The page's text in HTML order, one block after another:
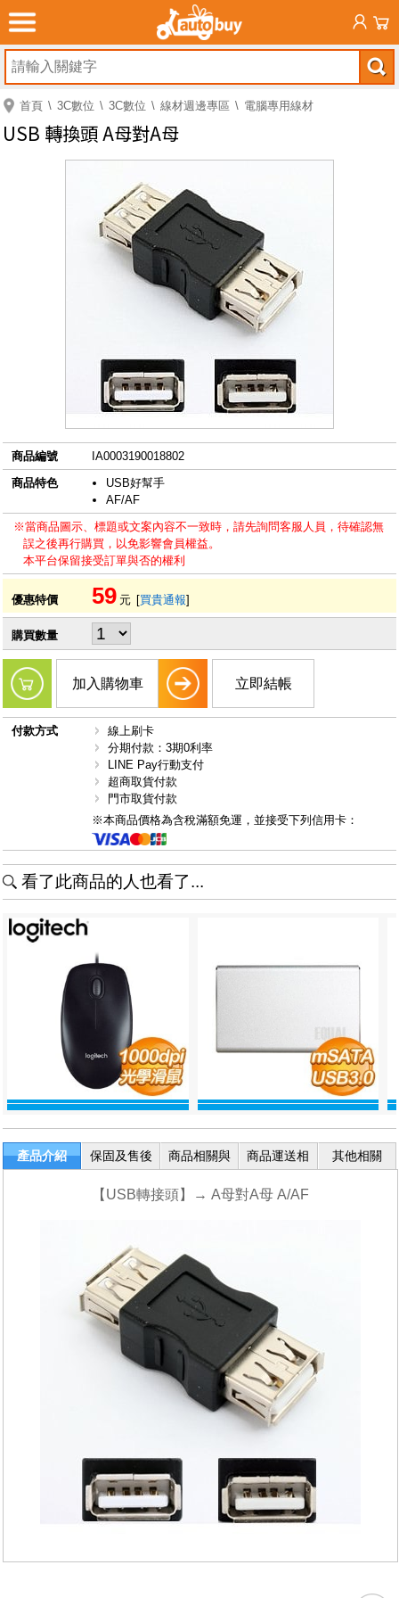
首頁 3C數位 3C數位 線材週邊專區 電腦專用線材
USB 轉換頭 A母對A母
商品編號
IA0003190018802
商品特色
USB好幫手
AF/AF
※當商品圖示、標題或文案內容不一致時，請先詢問客服人員，待確認無
誤之後再行購買，以免影響會員權益。
本平台保留接受訂單與否的權利
優惠特價 59 元 [買貴通報]
購買數量
加入購物車 立即結帳
付款方式
線上刷卡
分期付款：3期0利率
LINE Pay行動支付
超商取貨付款
門市取貨付款
※本商品價格為含稅滿額免運，並接受下列信用卡：
看了此商品的人也看了...
產品介紹
【USB轉接頭】→ A母對A母 A/AF
保固及售後
商品相關與
商品運送相
其他相關